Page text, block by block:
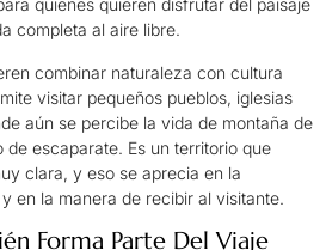
quienes quieren disfrutar del paisaje
completa al aire libre.
combinar naturaleza con cultura
visitar pequeños pueblos, iglesias
aún se percibe la vida de montaña de
de escaparate. Es un territorio que
clara, y eso se aprecia en la
en la manera de recibir al visitante.
Forma Parte Del Viaje